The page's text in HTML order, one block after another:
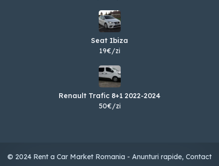
Seat Ibiza
19€/zi
Renault Trafic 8+1 2022-2024
50€/zi
© 2024 Rent a Car Market Romania - Anunturi rapide, Contact